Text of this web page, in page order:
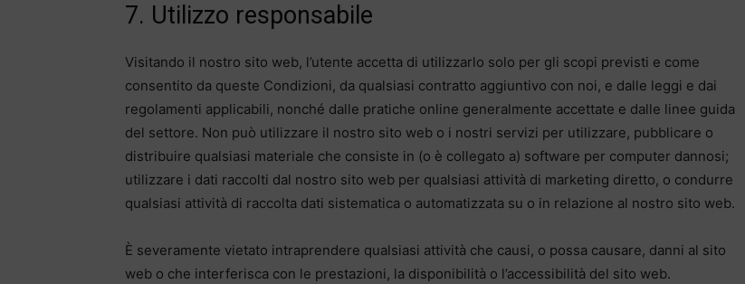
7. Utilizzo responsabile
Visitando il nostro sito web, l’utente accetta di utilizzarlo solo per gli scopi previsti e come
consentito da queste Condizioni, da qualsiasi contratto aggiuntivo con noi, e dalle leggi e dai
regolamenti applicabili, nonché dalle pratiche online generalmente accettate e dalle linee guida
del settore. Non può utilizzare il nostro sito web o i nostri servizi per utilizzare, pubblicare o
distribuire qualsiasi materiale che consiste in (o è collegato a) software per computer dannosi;
utilizzare i dati raccolti dal nostro sito web per qualsiasi attività di marketing diretto, o condurre
qualsiasi attività di raccolta dati sistematica o automatizzata su o in relazione al nostro sito web.
È severamente vietato intraprendere qualsiasi attività che causi, o possa causare, danni al sito
web o che interferisca con le prestazioni, la disponibilità o l’accessibilità del sito web.